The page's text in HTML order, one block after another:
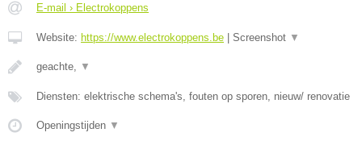
E-mail › Electrokoppens
Website: https://www.electrokoppens.be Screenshot ▼
geachte, ▼
Diensten: elektrische schema's, fouten op sporen, nieuw/ renovatie
Openingstijden ▼